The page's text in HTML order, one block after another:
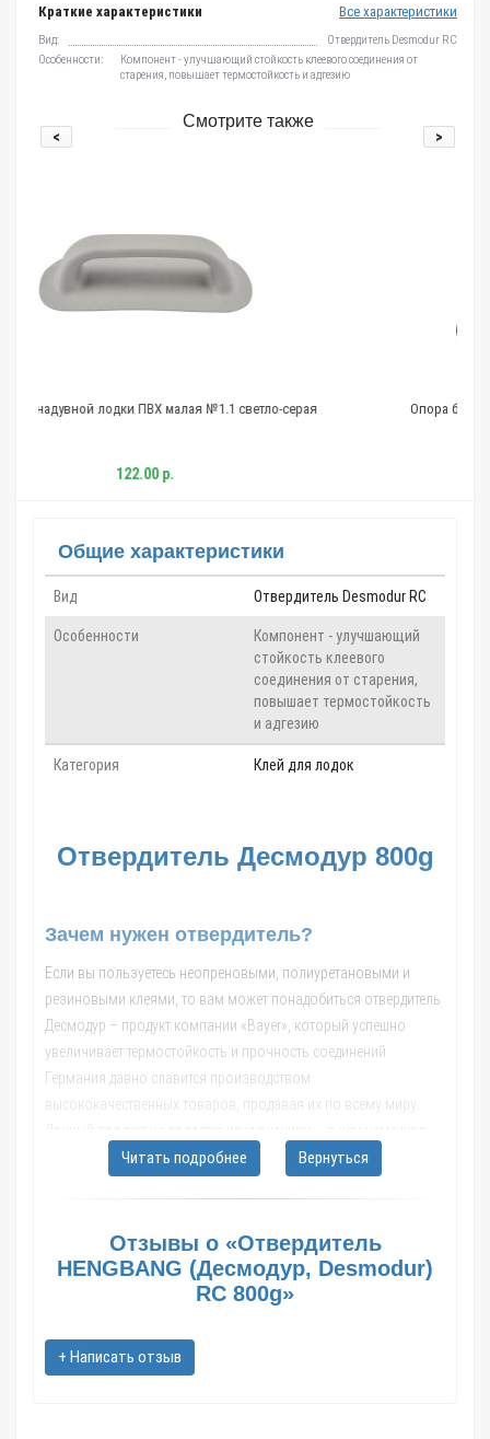
Краткие характеристики Все характеристики
Вид:
Отвердитель Desmodur RC
Особенности:
Компонент - улучшающий стойкость клеевого соединения от
старения, повышает термостойкость и адгезию
Смотрите также
малая №1.1 светло-серая Опора банки для лодок ПВХ черная
< >
Общие характеристики
Вид Отвердитель Desmodur RC
Особенности
Компонент - улучшающий
стойкость клеевого
соединения от старения,
повышает термостойкость
и адгезию
Категория Клей для лодок
Отвердитель Десмодур 800g
Зачем нужен отвердитель?
Если вы пользуетесь неопреновыми, полиуретановыми и
резиновыми клеями, то вам может понадобиться отвердитель
Десмодур – продукт компании «Bayer», который успешно
увеличивает термостойкость и прочность соединений.
Германия давно славится производством
высококачественных товаров, продавая их по всему миру.
традиция воплощена в полной мере. Если для вас важно
Где применяются отвердители
полиуретановые?
С помощью клея и Десмодура к ПВХ полотну, из которого
Читать подробнее Вернуться
Отзывы о «Отвердитель
HENGBANG (Десмодур, Desmodur)
RC 800g»
+ Написать отзыв